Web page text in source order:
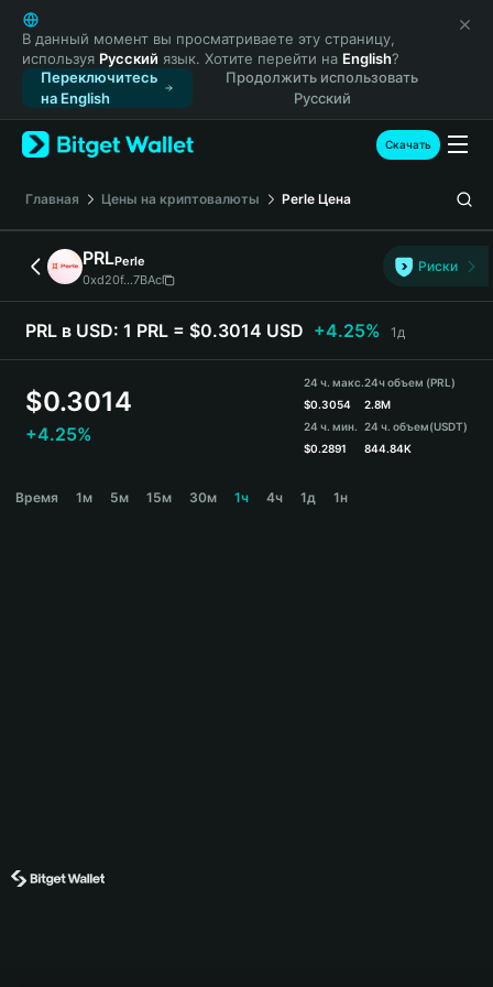
English
日本語
Tiếng Việt
Русский
Español (Latinoamérica)
Türkçe
Français
Deutsch
简体中文
繁體中文
Português (Portugal)
Bahasa Indonesia
ภาษาไทย
Español
Español (Argentina)
В данный момент вы просматриваете эту страницу,
используя Русский язык. Хотите перейти на English?
Переключитесь
на English
Продолжить использовать
Русский
Скачать
Главная Цены на криптовалюты Perle Цена
PRLPerle
0xd20f...7BAc
Риски
PRL в USD: 1 PRL = $0.3014 USD +4.25% 1д
$0.3014
+4.25%
24 ч. макс.
$0.3054
24 ч. мин.
$0.2891
24ч объем (PRL)
2.8M
24 ч. объем(USDT)
844.84K
Время 1м 5м 15м 30м 1ч 4ч 1д 1н